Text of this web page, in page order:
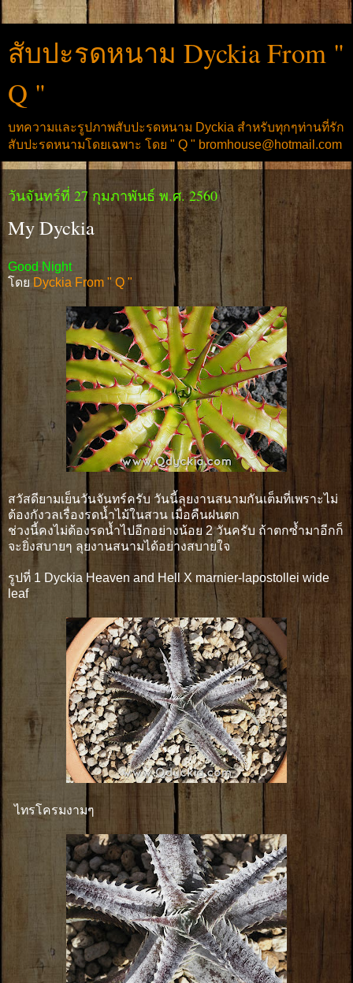
สับปะรดหนาม Dyckia From "
Q "
บทความและรูปภาพสับปะรดหนาม Dyckia สำหรับทุกๆท่านที่รัก
สับปะรดหนามโดยเฉพาะ โดย " Q " bromhouse@hotmail.com
วันจันทร์ที่ 27 กุมภาพันธ์ พ.ศ. 2560
My Dyckia
Good Night
โดย Dyckia From " Q "
สวัสดียามเย็นวันจันทร์ครับ วันนี้ลุยงานสนามกันเต็มที่เพราะไม่
ต้องกังวลเรื่องรดน้ำไม้ในสวน เมื่อคืนฝนตก
ช่วงนี้คงไม่ต้องรดน้ำไปอีกอย่างน้อย 2 วันครับ ถ้าตกซ้ำมาอีกก็
จะยิ่งสบายๆ ลุยงานสนามได้อย่างสบายใจ
รูปที่ 1 Dyckia Heaven and Hell X marnier-lapostollei wide
leaf
ไทรโครมงามๆ